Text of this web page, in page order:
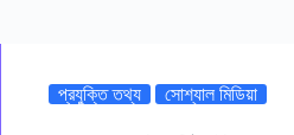
প্রযুক্তি তথ্য সোশ্যাল মিডিয়া